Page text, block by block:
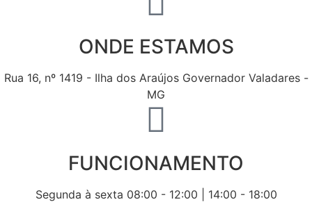
ONDE ESTAMOS
Rua 16, nº 1419 - Ilha dos Araújos Governador Valadares -
MG
FUNCIONAMENTO
Segunda à sexta 08:00 - 12:00 | 14:00 - 18:00